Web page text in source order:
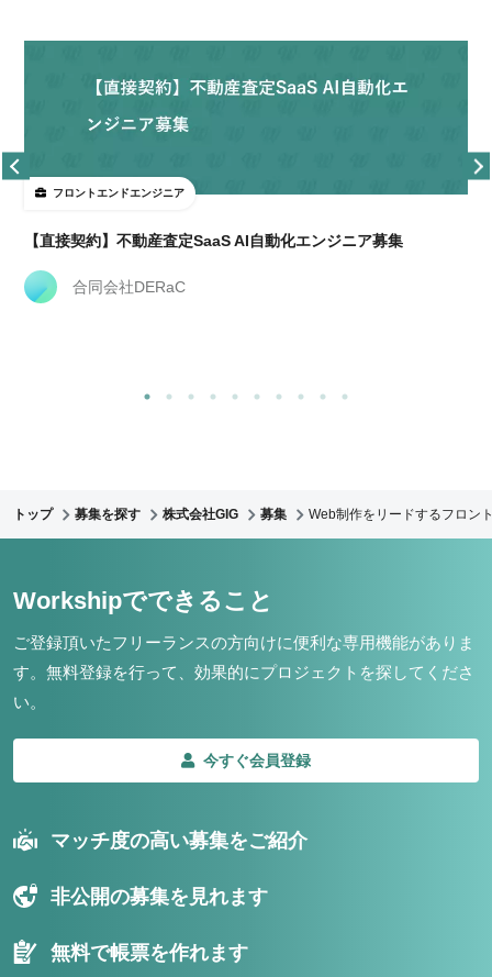
フロントエンドエンジニア
【直接契約】不動産査定SaaS AI自動化エンジニア募集
合同会社DERaC
トップ 募集を探す 株式会社GIG 募集 Web制作をリードするフロン
Workshipでできること
ご登録頂いたフリーランスの方向けに便利な専用機能がありま
す。 無料登録を行って、効果的にプロジェクトを探してくださ
い。
今すぐ会員登録
マッチ度の高い募集をご紹介
非公開の募集を見れます
無料で帳票を作れます